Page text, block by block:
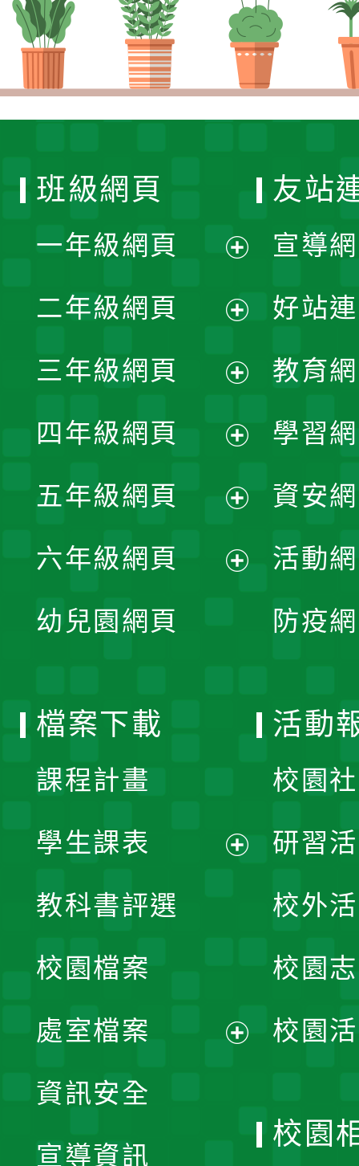
班級網頁
一年級網頁
開
選
單
二年級網頁
開
選
單
三年級網頁
開
選
單
四年級網頁
開
選
五年級網頁
開
六年級網頁
幼兒園網頁
友站
宣導
好站
教育
學習
資安
活動
防疫
檔案下載
課程計畫
學生課表
單
教科書評選
校園檔案
處室檔案
資訊安全
宣導資訊
活動
校園
研習
校外
校園
校園
校園